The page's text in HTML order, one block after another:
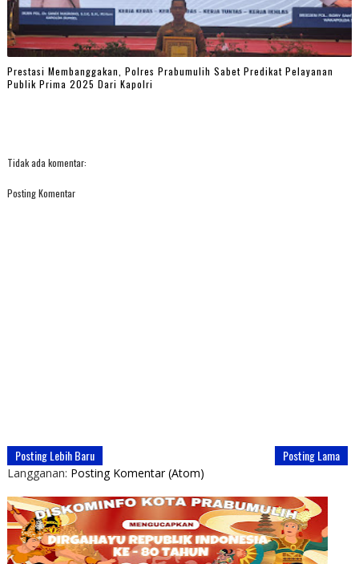
Prestasi Membanggakan, Polres Prabumulih Sabet Predikat Pelayanan
Publik Prima 2025 Dari Kapolri
Tidak ada komentar:
Posting Komentar
Posting Lebih Baru Posting Lama
Langganan: Posting Komentar (Atom)